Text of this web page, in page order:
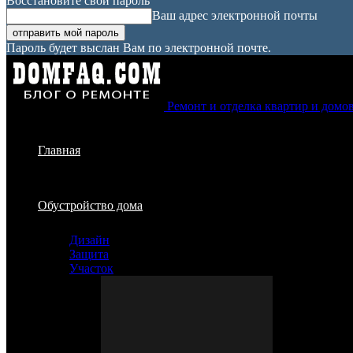
Ваш адрес электронной почты
Пароль будет выслан Вам по электронной почте.
Ремонт и отделка квартир и
Главная
Обустройство дома
Дизайн
Защита
Участок